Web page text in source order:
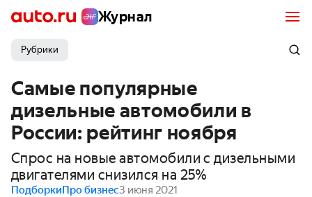
Журнал
Рубрики
Самые популярные
дизельные автомобили в
России: рейтинг ноября
Спрос на новые автомобили с дизельными
двигателями снизился на 25%
ПодборкиПро бизнес3 июня 2021